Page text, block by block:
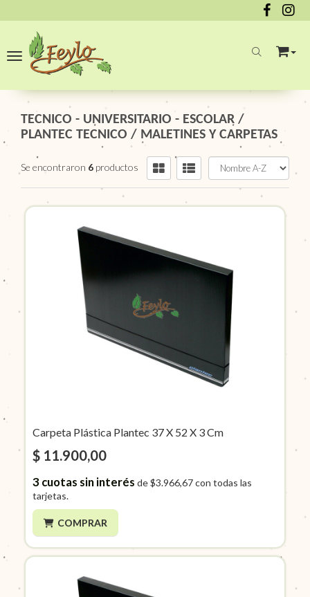
Toggle navigation
TECNICO - UNIVERSITARIO - ESCOLAR /
PLANTEC TECNICO / MALETINES Y CARPETAS
Se encontraron 6 productos
Carpeta Plástica Plantec 37 X 52 X 3 Cm
$ 11.900,00
3cuotas sin interés de$3.966,67con todas las
tarjetas.
COMPRAR